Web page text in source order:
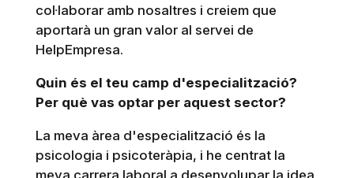
col·laborar amb nosaltres i creiem que
aportarà un gran valor al servei de
HelpEmpresa.
Quin és el teu camp d'especialització?
Per què vas optar per aquest sector?
La meva àrea d'especialització és la
psicologia i psicoteràpia, i he centrat la